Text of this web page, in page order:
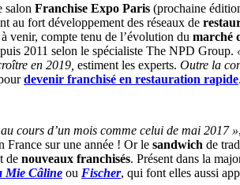
salon Franchise Expo Paris (prochaine
au fort développement des réseaux de
venir, compte tenu de l’évolution du marché
2011 selon le spécialiste The NPD Group.
en 2019, estiment les experts. Outre la
devenir franchisé en restauration rapide.
cours d’un mois comme celui de mai 2017 »
France sur une année ! Or le sandwich de
de nouveaux franchisés. Présent dans la
Mie Câline ou Fischer, qui font elles aussi